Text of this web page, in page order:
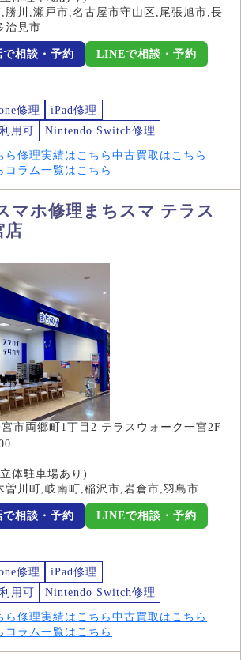
勝川,瀬戸市,名古屋市守山区,尾張旭市,長
治見市
で相談・予約 LINEで相談・予約
修理
iPad修理
用可
Nintendo Switch修理
ら 修理実績はこちら 中古買取はこちら
コラム一覧はこちら
マホ修理まちスマ テラス
店
市両郷町1丁目2 テラスウォーク一宮2F
体駐車場あり)
曽川町,岐南町,稲沢市,岩倉市,羽島市
で相談・予約 LINEで相談・予約
修理
iPad修理
用可
Nintendo Switch修理
ら 修理実績はこちら 中古買取はこちら
コラム一覧はこちら